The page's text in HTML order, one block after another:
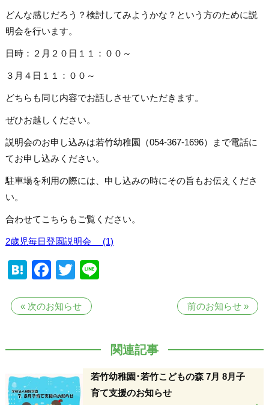
どんな感じだろう？検討してみようかな？という方のために説
明会を行います。
日時：２月２０日１１：００～
３月４日１１：００～
どちらも同じ内容でお話しさせていただきます。
ぜひお越しください。
説明会のお申し込みは若竹幼稚園（054-367-1696）まで電話に
てお申し込みください。
駐車場を利用の際には、申し込みの時にその旨もお伝えくださ
い。
合わせてこちらもご覧ください。
2歳児毎日登園説明会 (1)
Hatena
Facebook
Twitter
Line
前のお知らせ»
« 次のお知らせ
関連記事
若竹幼稚園･若竹こどもの森 7月 8月子
育て支援のお知らせ